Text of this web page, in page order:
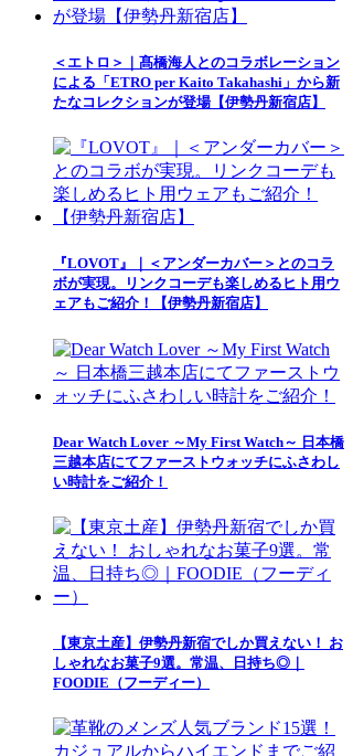
＜エトロ＞｜髙橋海人とのコラボレーション
による「ETRO per Kaito Takahashi」から新
たなコレクションが登場【伊勢丹新宿店】
『LOVOT』｜＜アンダーカバー＞とのコラ
ボが実現。リンクコーデも楽しめるヒト用ウ
ェアもご紹介！【伊勢丹新宿店】
Dear Watch Lover ～My First Watch～ 日本橋
三越本店にてファーストウォッチにふさわし
い時計をご紹介！
【東京土産】伊勢丹新宿でしか買えない！ お
しゃれなお菓子9選。常温、日持ち◎｜
FOODIE（フーディー）